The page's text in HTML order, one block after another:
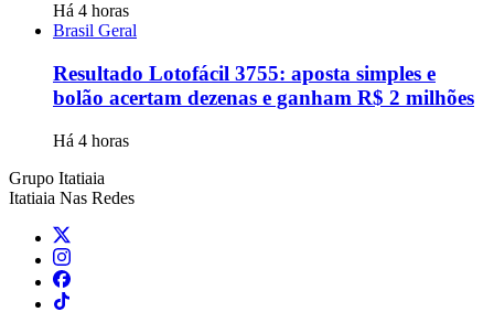
Há 4 horas
Brasil Geral
Resultado Lotofácil 3755: aposta simples e
bolão acertam dezenas e ganham R$ 2 milhões
Há 4 horas
Grupo Itatiaia
Itatiaia Nas Redes